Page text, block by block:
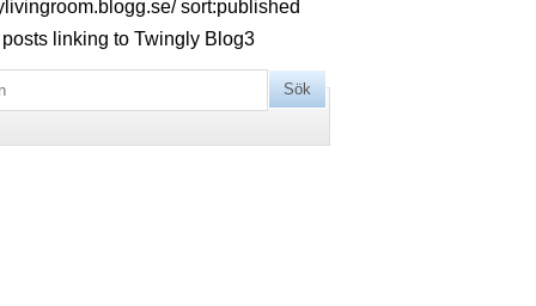
sort:published
posts linking to Twingly Blog3